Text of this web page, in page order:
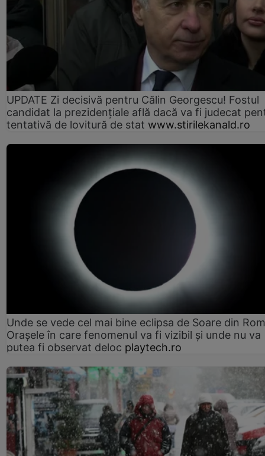
UPDATE Zi decisivă pentru Călin Georgescu! Fostul
candidat la prezidențiale află dacă va fi judecat
tentativă de lovitură de stat www.stirilekanald.ro
Unde se vede cel mai bine eclipsa de Soare din
Orașele în care fenomenul va fi vizibil și unde nu va
putea fi observat deloc playtech.ro